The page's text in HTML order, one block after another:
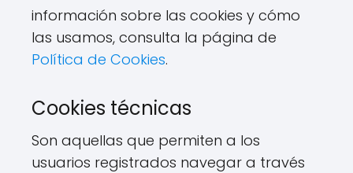
información sobre las cookies y cómo
las usamos, consulta la página de
Política de Cookies.
Cookies técnicas
Son aquellas que permiten a los
usuarios registrados navegar a través